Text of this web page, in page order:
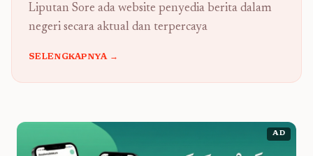
Liputan Sore ada website penyedia berita dalam
negeri secara aktual dan terpercaya
SELENGKAPNYA →
AD